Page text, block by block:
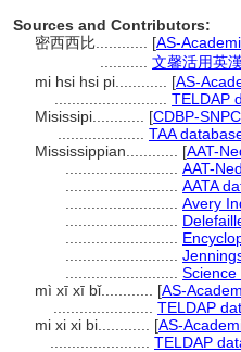
Sources and Contributors:
密西西比............ [AS-
文馨活用英
mi hsi hsi pi............ [AS-
TELDAP
Misissipi............ [CDBP-
TAA
Mississippian............ [AAT-
AAT-
AATA
Avery
Science
mì xī xī bǐ............ [AS-
TELDAP
mi xi xi bi............ [AS-
TELDAP